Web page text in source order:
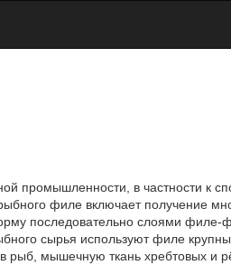
промышленности, в частности к
филе включает получение
последовательно слоями
сырья используют филе
рыб, мышечную ткань хребтовых и